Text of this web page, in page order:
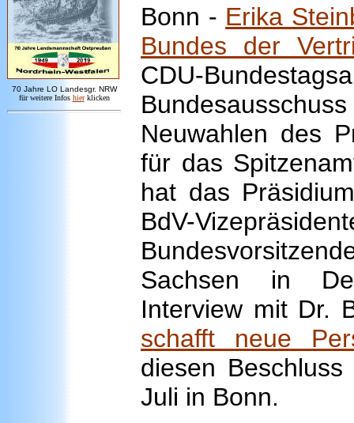
70 Jahre LO Landesgr. NRW
für weitere Infos hier klicken
Bonn - Erika
Bundes der
CDU-
Neuwahlen des
für das
hat das
BdV-
Sachsen in
Interview mit Dr.
schafft neue
diesen
Juli in Bonn.